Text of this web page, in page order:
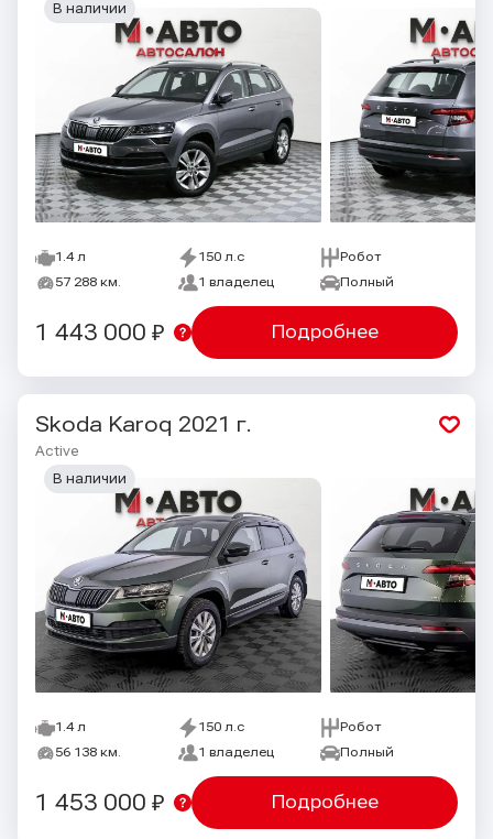
1.4 л 150 л.с
Робот
57 288 км.
1 владелец Полный
В наличии
Подробнее
1 443 000 ₽
Skoda Karoq 2021 г.
Active
1.4 л 150 л.с
Робот
56 138 км.
1 владелец Полный
В наличии
Подробнее
1 453 000 ₽